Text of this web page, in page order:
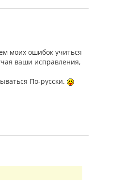
моих ошибок учиться
ваши исправления,
По-русски.